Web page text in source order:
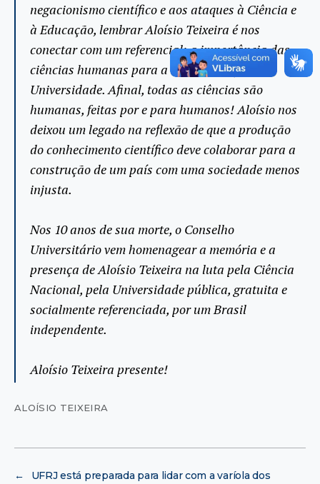
negacionismo científico e aos ataques à Ciência e
à Educação, lembrar Aloísio Teixeira é nos
conectar com um referencial: a importância das
ciências humanas para a reestruturação da
Universidade. Afinal, todas as ciências são
humanas, feitas por e para humanos! Aloísio nos
deixou um legado na reflexão de que a produção
do conhecimento científico deve colaborar para a
construção de um país com uma sociedade menos
injusta.
Nos 10 anos de sua morte, o Conselho
Universitário vem homenagear a memória e a
presença de Aloísio Teixeira na luta pela Ciência
Nacional, pela Universidade pública, gratuita e
socialmente referenciada, por um Brasil
independente.
Aloísio Teixeira presente!
ALOÍSIO TEIXEIRA
←
UFRJ está preparada para lidar com a varíola dos